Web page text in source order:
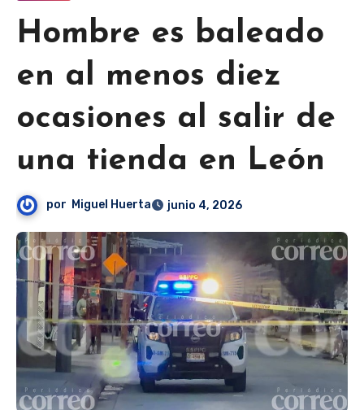
Hombre es baleado
en al menos diez
ocasiones al salir de
una tienda en León
por Miguel Huerta junio 4, 2026